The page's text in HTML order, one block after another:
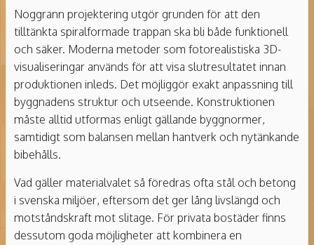
Noggrann projektering utgör grunden för att den
tilltänkta spiralformade trappan ska bli både funktionell
och säker. Moderna metoder som fotorealistiska 3D-
visualiseringar används för att visa slutresultatet innan
produktionen inleds. Det möjliggör exakt anpassning till
byggnadens struktur och utseende. Konstruktionen
måste alltid utformas enligt gällande byggnormer,
samtidigt som balansen mellan hantverk och nytänkande
bibehålls.
Vad gäller materialvalet så föredras ofta stål och betong
i svenska miljöer, eftersom det ger lång livslängd och
motståndskraft mot slitage. För privata bostäder finns
dessutom goda möjligheter att kombinera en